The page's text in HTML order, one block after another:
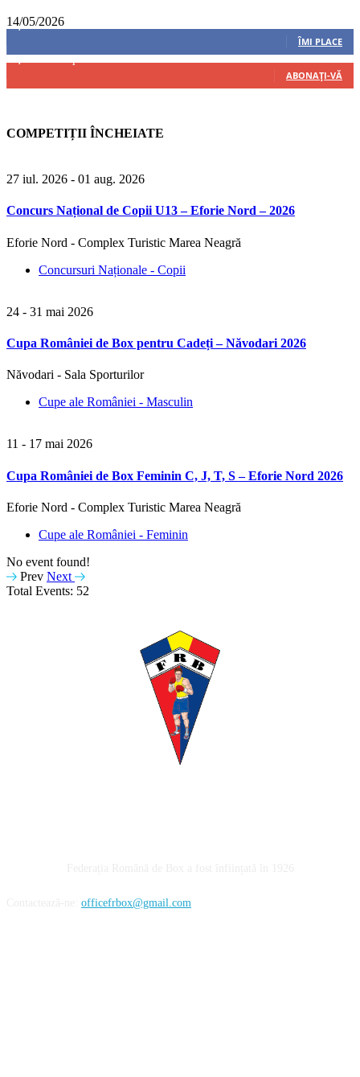
14/05/2026
8,237 Fani
ÎMI PLACE
ABONAȚI-VĂ
COMPETIȚII ÎNCHEIATE
27 iul. 2026 - 01 aug. 2026
Concurs Național de Copii U13 – Eforie Nord – 2026
Eforie Nord - Complex Turistic Marea Neagră
Concursuri Naționale - Copii
24 - 31 mai 2026
Cupa României de Box pentru Cadeți – Năvodari 2026
Năvodari - Sala Sporturilor
Cupe ale României - Masculin
11 - 17 mai 2026
Cupa României de Box Feminin C, J, T, S – Eforie Nord 2026
Eforie Nord - Complex Turistic Marea Neagră
Cupe ale României - Feminin
No event found!
Prev Next
Total Events: 52
officefrbox@gmail.com